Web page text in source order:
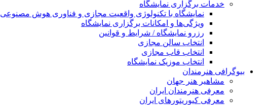
خدمات برگزاری نمایشگاه
نمایشگاه با تکنولوژی واقعیت مجازی و فناوری هوش مصنوعی
ویژگی‌ها و امکانات برگزاری نمایشگاه
رزرو نمایشگاه / شرایط و قوانین
انتخاب سالن مجازی
انتخاب قاب مجازی
انتخاب موزیک نمایشگاه
بیوگرافی هنرمندان
مشاهیر هنر جهان
معرفی هنرمندان ایران
معرفی کیوریتورهای ایران